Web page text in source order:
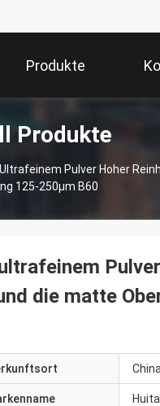
Produkte
Produkte
Pulver Hoher
125-250μm B60
die matte
China